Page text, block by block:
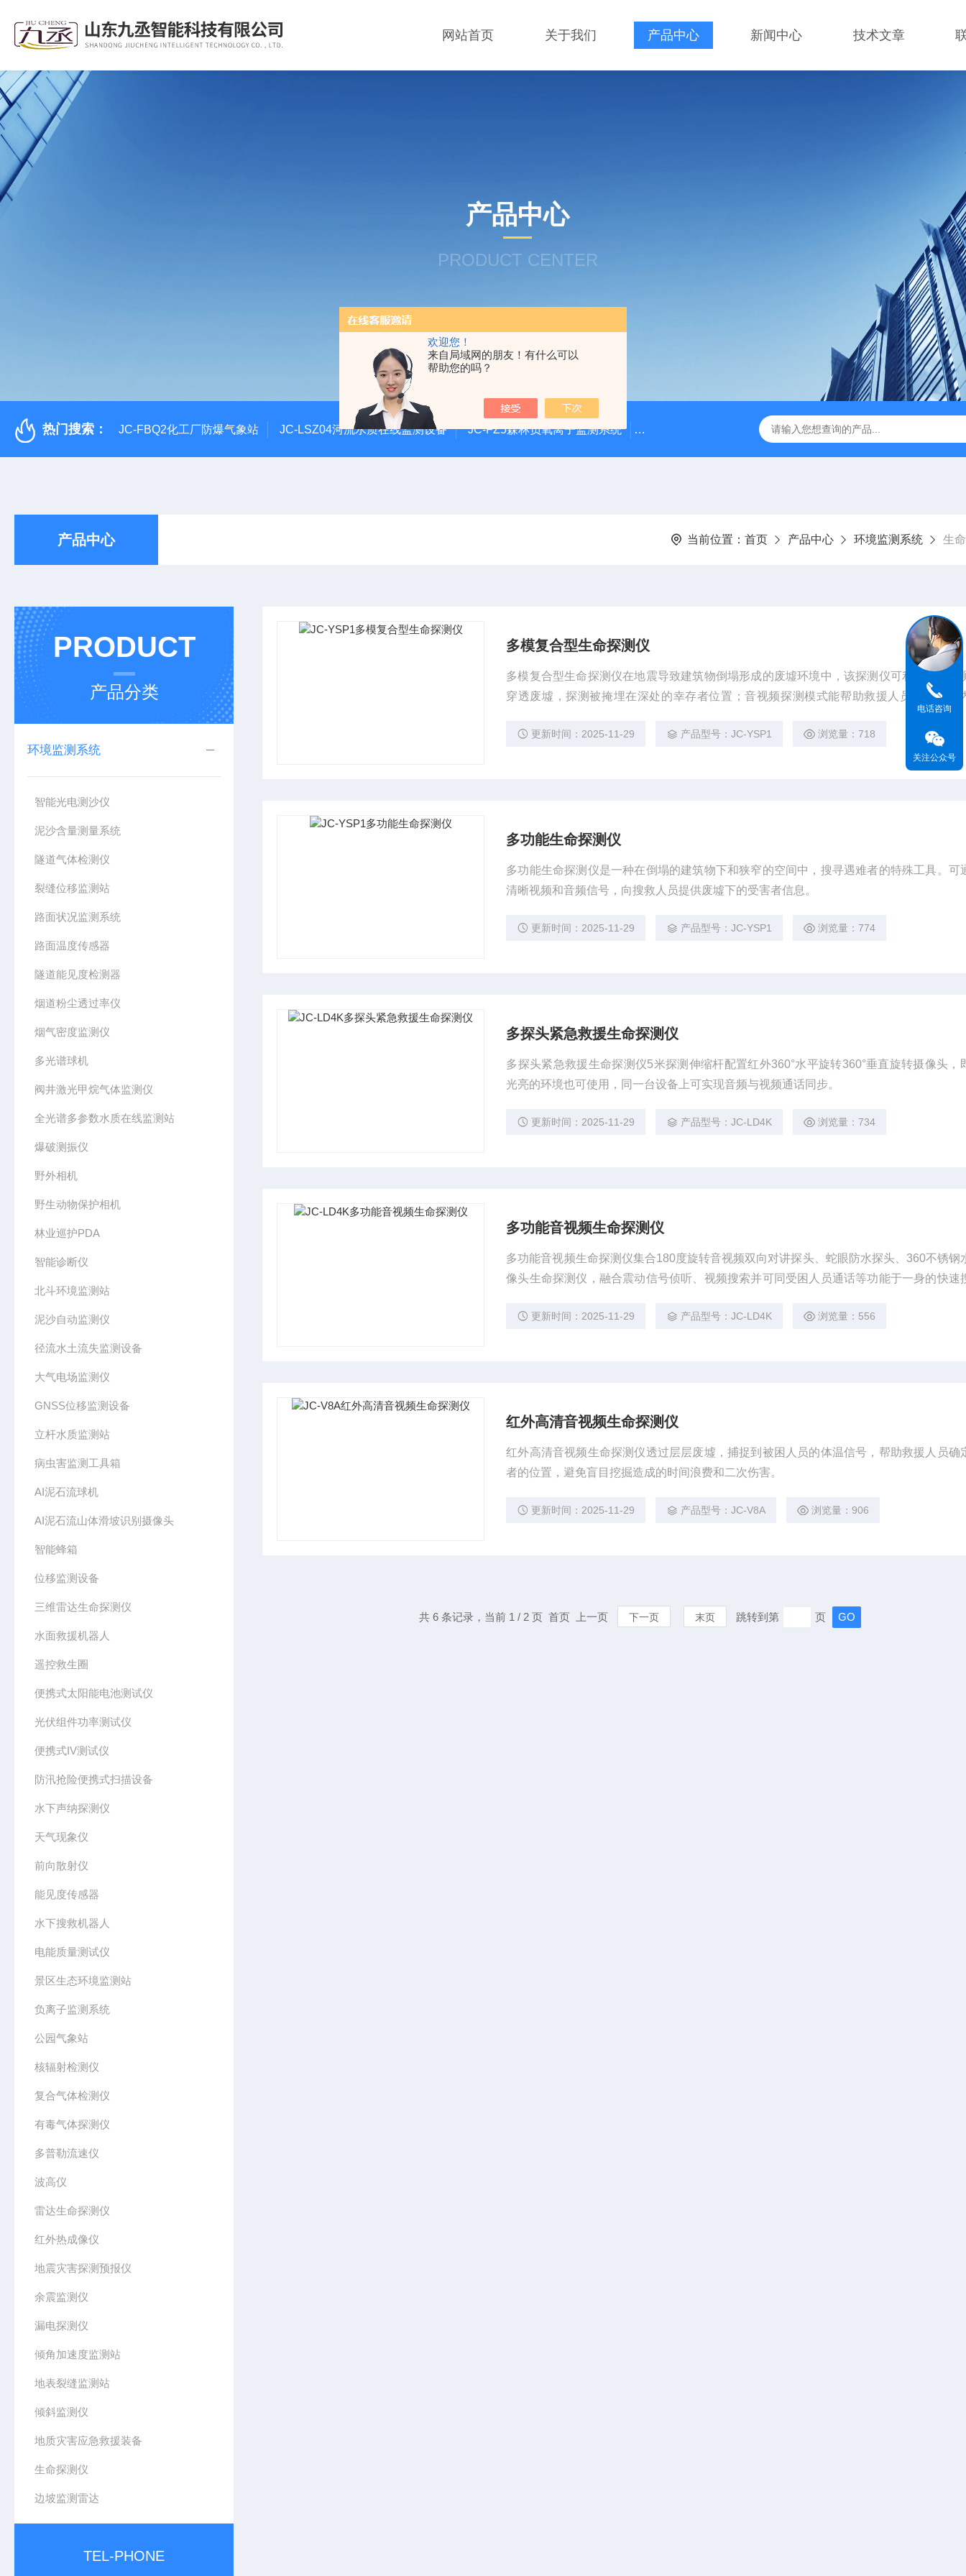
欢迎您！
来自局域网的朋友！有什么可以
帮助您的吗？
网站首页 关于我们 产品中心 新闻中心 技术文章
产品中心
PRODUCT CENTER
热门搜索： JC-FBQ2化工厂防爆气象站 JC-LSZ04河流水质在线监测设备 JC-FZ5森林负氧离子监测系统 JC-FZ5大气负氧离子监测站 JC-ZS07多参数污水在线检测仪
产品中心 当前位置： 首页 产品中心 环境监测系统 生
PRODUCT
产品分类
环境监测系统
智能光电测沙仪
泥沙含量测量系统
隧道气体检测仪
裂缝位移监测站
路面状况监测系统
路面温度传感器
隧道能见度检测器
烟道粉尘透过率仪
烟气密度监测仪
多光谱球机
阀井激光甲烷气体监测仪
全光谱多参数水质在线监测站
爆破测振仪
野外相机
野生动物保护相机
林业巡护PDA
智能诊断仪
北斗环境监测站
泥沙自动监测仪
径流水土流失监测设备
大气电场监测仪
GNSS位移监测设备
立杆水质监测站
病虫害监测工具箱
AI泥石流球机
AI泥石流山体滑坡识别摄像头
智能蜂箱
位移监测设备
三维雷达生命探测仪
水面救援机器人
遥控救生圈
便携式太阳能电池测试仪
光伏组件功率测试仪
便携式IV测试仪
防汛抢险便携式扫描设备
水下声纳探测仪
天气现象仪
前向散射仪
能见度传感器
水下搜救机器人
电能质量测试仪
景区生态环境监测站
负离子监测系统
公园气象站
核辐射检测仪
复合气体检测仪
有毒气体探测仪
多普勒流速仪
波高仪
雷达生命探测仪
红外热成像仪
地震灾害探测预报仪
余震监测仪
漏电探测仪
倾角加速度监测站
地表裂缝监测站
倾斜监测仪
地质灾害应急救援装备
生命探测仪
边坡监测雷达
TEL-PHONE
多模复合型生命探测仪
多模复合型生命探测仪在地震导致建筑物倒塌形成的废墟环境中，该探测仪可利用雷达探
穿透废墟，探测被掩埋在深处的幸存者位置；音视频探测模式能帮助救援人员观察废墟
更新时间：2025-11-29 产品型号：JC-YSP1 浏览量：718
多功能生命探测仪
多功能生命探测仪是一种在倒塌的建筑物下和狭窄的空间中，搜寻遇难者的特殊工具。可
清晰视频和音频信号，向搜救人员提供废墟下的受害者信息。
更新时间：2025-11-29 产品型号：JC-YSP1 浏览量：774
多探头紧急救援生命探测仪
多探头紧急救援生命探测仪5米探测伸缩杆配置红外360°水平旋转360°垂直旋转摄像头，
光亮的环境也可使用，同一台设备上可实现音频与视频通话同步。
更新时间：2025-11-29 产品型号：JC-LD4K 浏览量：734
多功能音视频生命探测仪
多功能音视频生命探测仪集合180度旋转音视频双向对讲探头、蛇眼防水探头、360不锈钢
像头生命探测仪，融合震动信号侦听、视频搜索并可同受困人员通话等功能于一身的快速
更新时间：2025-11-29 产品型号：JC-LD4K 浏览量：556
红外高清音视频生命探测仪
红外高清音视频生命探测仪透过层层废墟，捕捉到被困人员的体温信号，帮助救援人员确
者的位置，避免盲目挖掘造成的时间浪费和二次伤害。
更新时间：2025-11-29 产品型号：JC-V8A 浏览量：906
共 6 条记录，当前 1 / 2 页 首页 上一页 下一页 末页 跳转到第 页
电话咨询
关注公众号